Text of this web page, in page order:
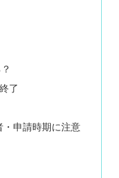
了
・申請時期に注意